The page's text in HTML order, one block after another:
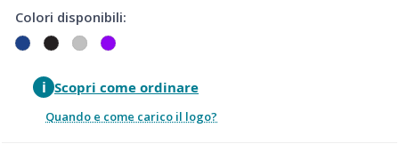
Colori disponibili:
i Scopri come ordinare
Quando e come carico il logo?